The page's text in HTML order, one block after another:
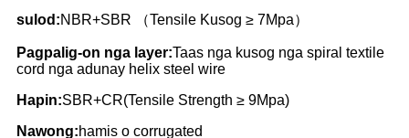
sulod:NBR+SBR （Tensile Kusog ≥ 7Mpa）
Pagpalig-on nga layer:Taas nga kusog nga spiral textile
cord nga adunay helix steel wire
Hapin:SBR+CR(Tensile Strength ≥ 9Mpa)
Nawong:hamis o corrugated